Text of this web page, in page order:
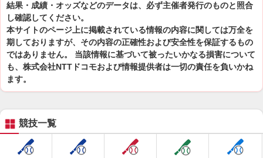
結果・成績・オッズなどのデータは、必ず主催者発行のものと照合
し確認してください。
本サイトのページ上に掲載されている情報の内容に関しては万全を
期しておりますが、その内容の正確性および安全性を保証するもの
ではありません。 当該情報に基づいて被ったいかなる損害について
も、株式会社NTTドコモおよび情報提供者は一切の責任を負いかね
ます。
競技一覧